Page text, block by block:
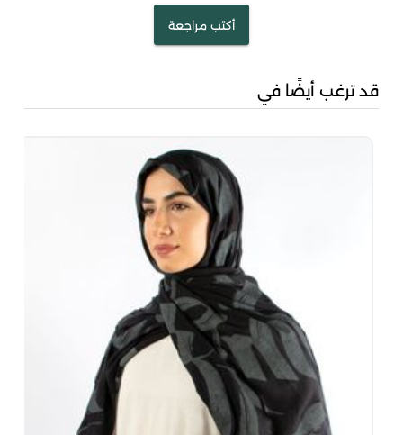
أكتب مراجعة
قد ترغب أيضًا في